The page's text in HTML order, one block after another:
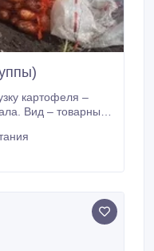
картофеля –
Вид – товарный.
Так же в